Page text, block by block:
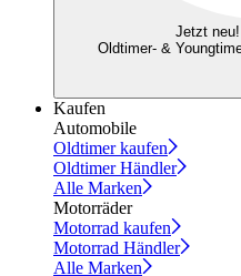
Jetzt
Oldtimer- &
Kaufen
Automobile
Oldtimer kaufen
Oldtimer Händler
Alle Marken
Motorräder
Motorrad kaufen
Motorrad Händler
Alle Marken